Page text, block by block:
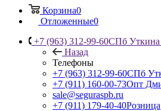
Корзина0
Отложенные0
+7 (963) 312-99-60СПб Уткина
Назад
Телефоны
+7 (963) 312-99-60СПб
+7 (911) 160-00-73Опт
sale@seguraspb.ru
+7 (911) 179-40-40Розница